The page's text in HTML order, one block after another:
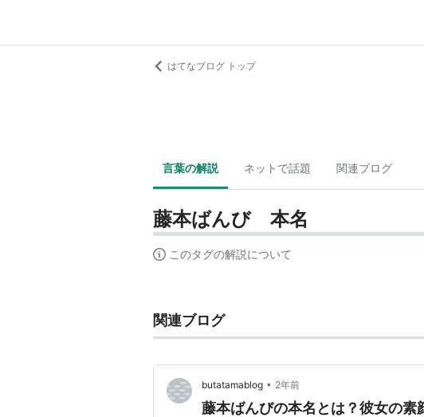
はてなブログ トップ
言葉の解説 ネットで話題 関連ブログ
藤本ばんび 本名
このタグの解説について
関連ブログ
butatamablog • 2年前
藤本ばんびの本名とは？彼女の